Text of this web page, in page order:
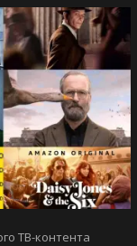
ТВ-контента